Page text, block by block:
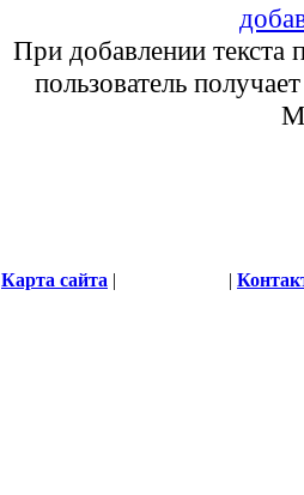
При добавлении текста
пользователь
Карта сайта | |